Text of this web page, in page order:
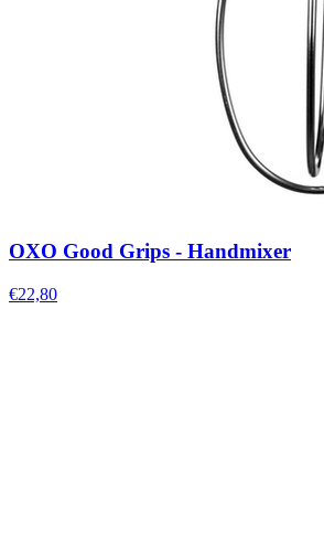
OXO Good Grips - Handmixer
€22,80